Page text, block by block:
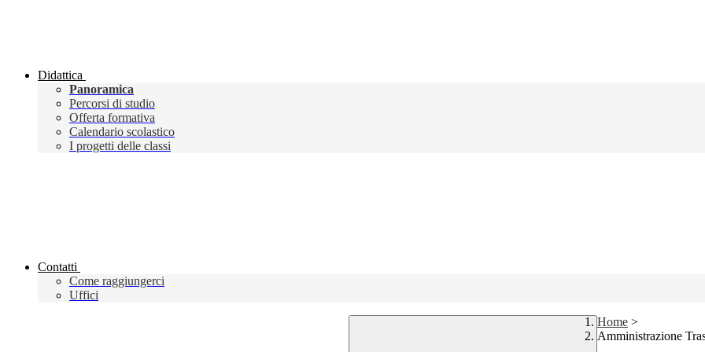
Didattica
Panoramica
Percorsi di studio
Offerta formativa
Calendario scolastico
I progetti delle classi
Contatti
Come raggiungerci
Uffici
Home >
Amministrazione